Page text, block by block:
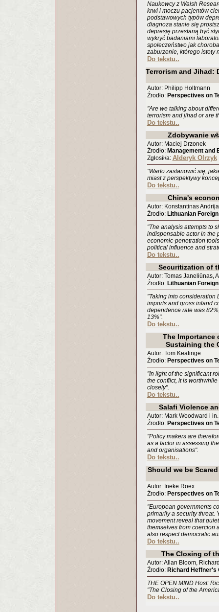
Naukowcy z Walsh
krwi i moczu pacjentów
podstawowych typów
diagnoza stanie się
depresję przestaną być
wykryć badaniami
społeczeństwo jak
zaburzenie, którego istoty
Do tekstu..
Terrorism and Jihad:
Autor: Philipp Holtmann
Źrodło: Perspectives on
"Are we talking about
terrorism and jihad or are
Do tekstu..
Zdobywanie
Autor: Maciej Drzonek
Źrodło: Management and
Zgłosił/a: Alderyk Olrzyk
"Warto zastanowić się,
miast z perspektywy
Do tekstu..
China's
Autor: Konstantinas
Źrodło: Lithuanian
"The analysis attempts to
indispensable actor in the
economic-penetration
political influence and
Do tekstu..
Securitization of
Autor: Tomas Janeliūnas,
Źrodło: Lithuanian
"Taking into consideration
imports and gross inland
dependence rate was
13%".
Do tekstu..
The Importance
Sustaining the
Autor: Tom Keatinge
Źrodło: Perspectives on
"In light of the significant
the conflict, it is
closely".
Do tekstu..
Salafi Violence
Autor: Mark Woodward i in.
Źrodło: Perspectives on
"Policy makers are
as a factor in assessing
and organisations".
Do tekstu..
Should we be
Autor: Ineke Roex
Źrodło: Perspectives on
"European governments
primarily a security threat.
movement reveal that
themselves from coercion
also respect democratic
Do tekstu..
The Closing of
Autor: Allan Bloom,
Źrodło: Richard Heffner's
THE OPEN MIND Host:
"The Closing of the
Do tekstu..